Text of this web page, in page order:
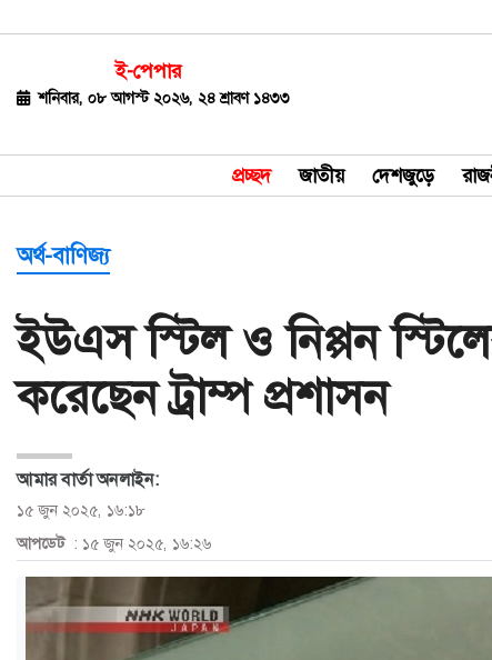
ই-পেপার
শনিবার, ০৮ আগস্ট ২০২৬, ২৪ শ্রাবণ ১৪৩৩
প্রচ্ছদ জাতীয় দেশজুড়ে
জাতীয়
রাজনীতি
বিশ্ব
বাণিজ্য
বিনোদন
ধর্ম
ও
জীবন
মতামত
অর্থ-বাণিজ্য
ইউএস স্টিল ও নিপ্পন
করেছেন ট্রাম্প প্রশাসন
আমার বার্তা অনলাইন:
১৫ জুন ২০২৫, ১৬:১৮
আপডেট : ১৫ জুন ২০২৫, ১৬:২৬